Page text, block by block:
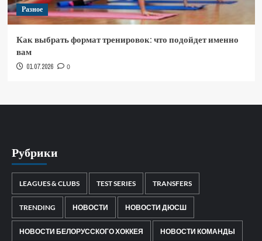
Разное
Как выбрать формат тренировок: что подойдет именно
вам
01.07.2026 0
Рубрики
LEAGUES & CLUBS TEST SERIES TRANSFERS
TRENDING НОВОСТИ НОВОСТИ ДЮСШ
НОВОСТИ БЕЛОРУССКОГО ХОККЕЯ НОВОСТИ КОМАНДЫ